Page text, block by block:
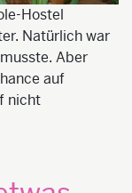
Hostel
Natürlich war
Aber
auf
nicht